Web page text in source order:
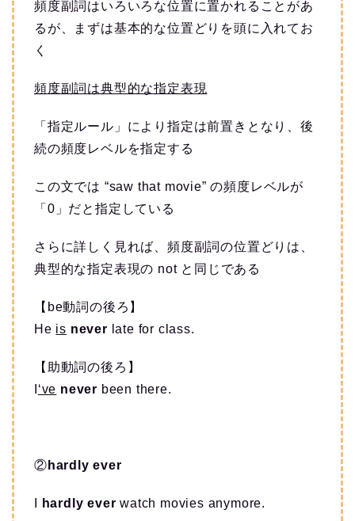
頻度副詞はいろいろな位置に置かれることがあ
るが、まずは基本的な位置どりを頭に入れてお
く
頻度副詞は典型的な指定表現
「指定ルール」により指定は前置きとなり、後
続の頻度レベルを指定する
この文では “saw that movie” の頻度レベルが
「0」だと指定している
さらに詳しく見れば、頻度副詞の位置どりは、
典型的な指定表現の not と同じである
【be動詞の後ろ】
He is never late for class.
【助動詞の後ろ】
‘ve never been there.
② hardly ever
hardly ever watch movies anymore.